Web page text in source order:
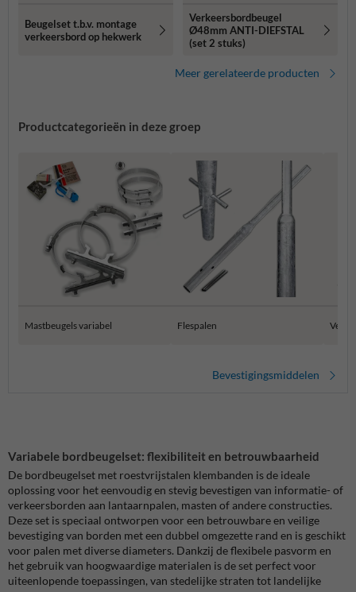
Beugelset t.b.v. montage
verkeersbord op hekwerk
Verkeersbordbeugel
Ø48mm ANTI-DIEFSTAL
(set 2 stuks)
Meer gerelateerde producten
Productcategorieën in deze groep
Mastbeugels variabel Flespalen
Bevestigingsmiddelen
Variabele bordbeugelset: flexibiliteit en betrouwbaarheid
De bordbeugelset met roestvrijstalen klembanden is de ideale
oplossing voor het eenvoudig en stevig bevestigen van informatie- of
verkeersborden aan lantaarnpalen, masten of andere constructies.
Deze set is speciaal ontworpen voor een betrouwbare en veilige
bevestiging van borden met een dubbel omgezette rand en is geschikt
voor palen met diverse diameters. Dankzij de flexibele pasvorm en
het gebruik van hoogwaardige materialen is de set perfect voor
uiteenlopende toepassingen, van stedelijke straten tot landelijke